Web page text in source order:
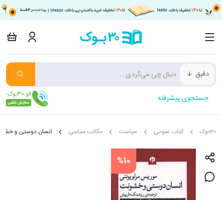
دقیق
جستجوی پیشرفته
30بوک کتاب عمومی سیاست مکاتب سیاسی انسان دوستی و
%10